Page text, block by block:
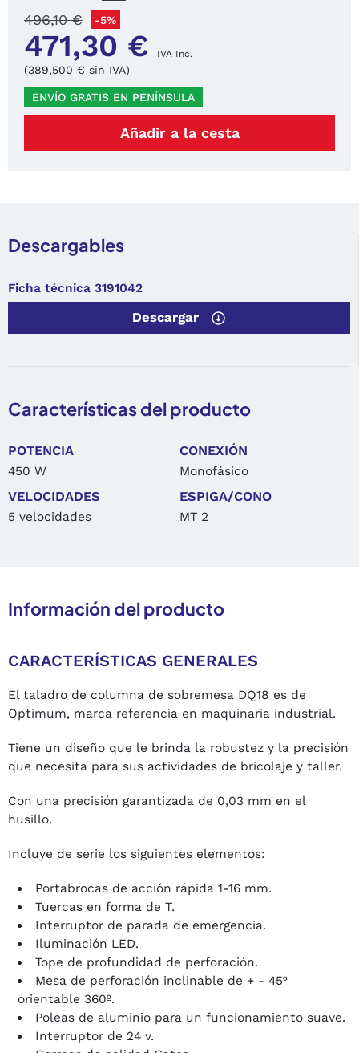
471,30 € IVA Inc.
496,10 € -5%
(389,500 € sin IVA)
ENVÍO GRATIS EN PENÍNSULA
Añadir a la cesta
Descargables
Ficha técnica 3191042
Descargar
Características del producto
POTENCIA
450 W
CONEXIÓN
Monofásico
VELOCIDADES
5 velocidades
ESPIGA/CONO
MT 2
Información del producto
CARACTERÍSTICAS GENERALES
El taladro de columna de sobremesa DQ18 es de
Optimum, marca referencia en maquinaria industrial.
Tiene un diseño que le brinda la robustez y la precisión
que necesita para sus actividades de bricolaje y taller.
Con una precisión garantizada de 0,03 mm en el
husillo.
Incluye de serie los siguientes elementos:
Portabrocas de acción rápida 1-16 mm.
Tuercas en forma de T.
Interruptor de parada de emergencia.
Iluminación LED.
Tope de profundidad de perforación.
Mesa de perforación inclinable de + - 45º
orientable 360º.
Poleas de aluminio para un funcionamiento suave.
Interruptor de 24 v.